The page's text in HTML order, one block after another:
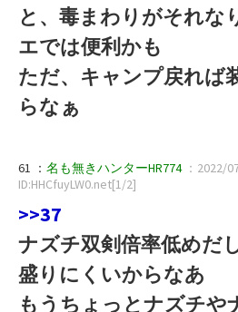
と、毒まわりがそれな
エでは便利かも
ただ、キャンプ戻れば
らなぁ
61 ： 名も無きハンターHR774 ：2022/
ID:HHCfuyLW0.net[1/2]
>>37
ナズチ双剣倍率低めだ
盛りにくいからなあ
もうちょっとナズチや